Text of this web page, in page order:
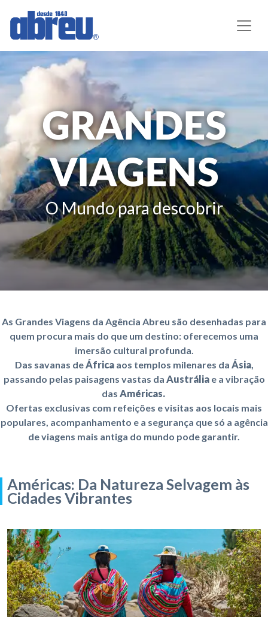
GRANDES
VIAGENS
O Mundo para descobrir
As Grandes Viagens da Agência Abreu são desenhadas para
quem procura mais do que um destino: oferecemos uma
imersão cultural profunda.
Das savanas deÁfricaaos templos milenares da Ásia,
passando pelas paisagens vastas da Austráliae a vibração
das Américas.
Ofertas exclusivas com refeições e visitas aos locais mais
populares, acompanhamento e a segurança que só a agência
de viagens mais antiga do mundo pode garantir.
Américas: Da Natureza Selvagem às
Cidades Vibrantes